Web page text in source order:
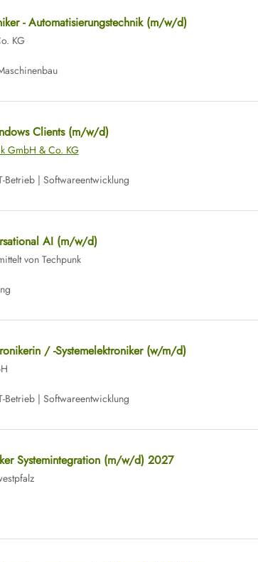
- Automatisierungstechnik (m/w/d)
KG
Clients (m/w/d)
GmbH & Co. KG
Betrieb | Softwareentwicklung
AI (m/w/d)
von Techpunk
/ -Systemelektroniker (w/m/d)
Betrieb | Softwareentwicklung
Systemintegration (m/w/d) 2027